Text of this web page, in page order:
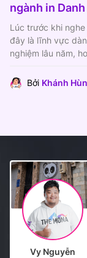
ngành in
chỉ từ 20 triệu
Lúc trước khi
đây là lĩnh vực
nghiệm lâu năm,
Bởi Khánh
Vy Nguyễn